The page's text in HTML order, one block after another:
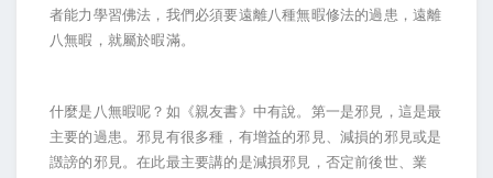
者能力學習佛法，我們必須要遠離八種無暇修法的過患，遠離
八無暇，就屬於暇滿。
什麼是八無暇呢？如《親友書》中有說。第一是邪見，這是最
主要的過患。邪見有很多種，有增益的邪見、減損的邪見或是
譭謗的邪見。在此最主要講的是減損邪見，否定前後世、業